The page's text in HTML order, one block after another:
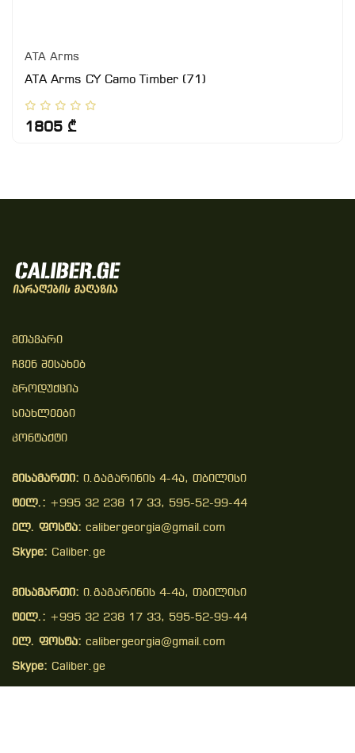
ATA Arms
ATA Arms CY Camo Timber (71)
1805 ₾
Მთავარი
Ჩვენ Შესახებ
Პროდუქცია
Სიახლეები
Კონტაქტი
მისამართი: ი.გაგარინის 4-4ა, თბილისი
ტელ.: +995 32 238 17 33, 595-52-99-44
ელ. ფოსტა: calibergeorgia@gmail.com
Skype: Caliber.ge
მისამართი: ი.გაგარინის 4-4ა, თბილისი
ტელ.: +995 32 238 17 33, 595-52-99-44
ელ. ფოსტა: calibergeorgia@gmail.com
Skype: Caliber.ge